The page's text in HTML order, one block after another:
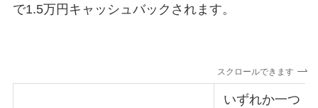
で1.5万円キャッシュバックされます。
スクロールできます
いずれか一つ